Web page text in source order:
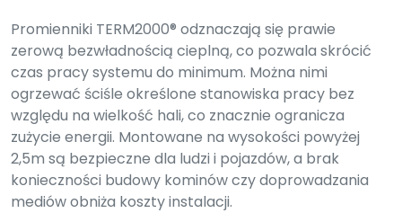
Promienniki TERM2000® odznaczają się prawie
zerową bezwładnością cieplną, co pozwala skrócić
czas pracy systemu do minimum. Można nimi
ogrzewać ściśle określone stanowiska pracy bez
względu na wielkość hali, co znacznie ogranicza
zużycie energii. Montowane na wysokości powyżej
2,5m są bezpieczne dla ludzi i pojazdów, a brak
konieczności budowy kominów czy doprowadzania
mediów obniża koszty instalacji.